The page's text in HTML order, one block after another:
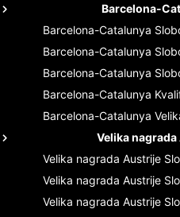
Barcelona-
Barcelona-Catalunya
Barcelona-Catalunya
Barcelona-Catalunya
Barcelona-Catalunya
Barcelona-Catalunya
Velika
Velika nagrada Austrije
Velika nagrada Austrije
Velika nagrada Austrije